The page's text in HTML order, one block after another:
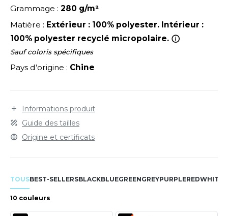
IN EUROPE
LABEL / TEAR AWAY
ROW
OF THE LOOM
OF THE LOOM VINTAGE
Grammage : 280 g/m²
Matière : Extérieur : 100% polyester. Intérieur :
100% polyester recyclé micropolaire.
Sauf coloris spécifiques
Pays d’origine : Chine
Informations produit
Guide des tailles
Origine et certificats
TOUSBEST-SELLERSBLACKBLUEGREENGREYPURPLEREDWHITE
10 couleurs